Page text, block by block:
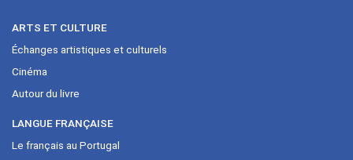
ARTS ET CULTURE
Échanges artistiques et culturels
Cinéma
Autour du livre
LANGUE FRANÇAISE
Le français au Portugal